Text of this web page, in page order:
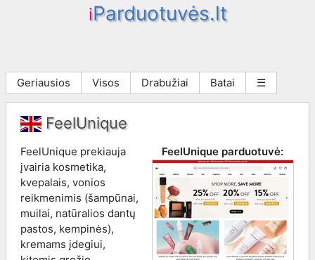
iParduotuvės.lt
Geriausios Visos Drabužiai Batai ☰
FeelUnique
FeelUnique parduotuvė:
FeelUnique prekiauja
įvairia kosmetika,
kvepalais, vonios
reikmenimis (šampūnai,
muilai, natūralios dantų
pastos, kempinės),
kremams įdegiui,